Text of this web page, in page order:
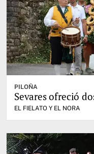
PILOÑA
Sevares ofreció
EL FIELATO Y EL NORA